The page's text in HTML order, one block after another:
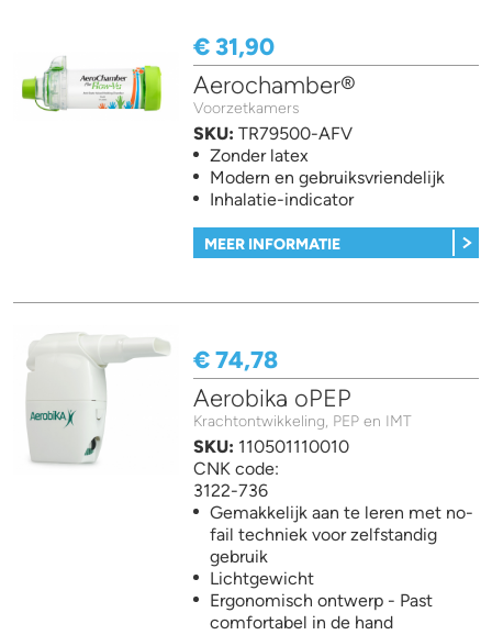
€ 31,90
Aerochamber®
Voorzetkamers
SKU:TR79500-AFV
Zonder latex
Modern en gebruiksvriendelijk
Inhalatie-indicator
MEER INFORMATIE
€ 74,78
Aerobika oPEP
Krachtontwikkeling, PEP en IMT
SKU: 110501110010
CNK code:
3122-736
Gemakkelijk aan te leren met no-
fail techniek voor zelfstandig
gebruik
Lichtgewicht
Ergonomisch ontwerp - Past
comfortabel in de hand